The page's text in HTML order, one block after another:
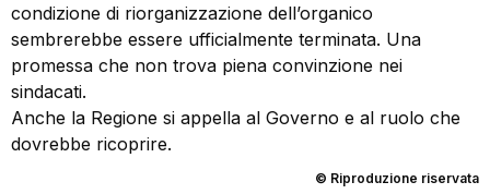
condizione di riorganizzazione dell’organico
sembrerebbe essere ufficialmente terminata. Una
promessa che non trova piena convinzione nei
sindacati.
Anche la Regione si appella al Governo e al ruolo che
dovrebbe ricoprire.
© Riproduzione riservata